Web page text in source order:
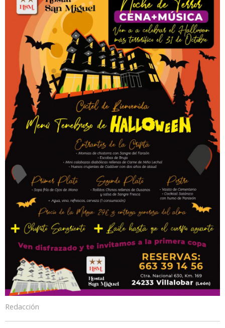
Redacción